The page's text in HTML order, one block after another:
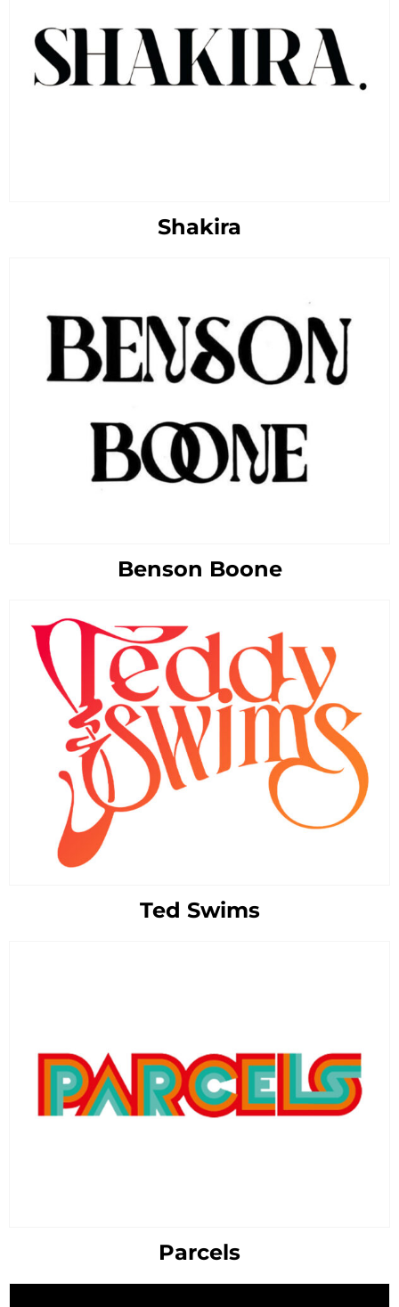
Shakira
Benson Boone
Ted Swims
Parcels